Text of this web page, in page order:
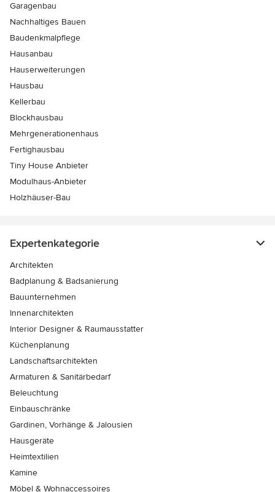
Garagenbau
Nachhaltiges Bauen
Baudenkmalpflege
Hausanbau
Hauserweiterungen
Hausbau
Kellerbau
Blockhausbau
Mehrgenerationenhaus
Fertighausbau
Tiny House Anbieter
Modulhaus-Anbieter
Holzhäuser-Bau
Expertenkategorie
Architekten
Badplanung & Badsanierung
Bauunternehmen
Innenarchitekten
Interior Designer & Raumausstatter
Küchenplanung
Landschaftsarchitekten
Armaturen & Sanitärbedarf
Beleuchtung
Einbauschränke
Gardinen, Vorhänge & Jalousien
Hausgeräte
Heimtextilien
Kamine
Möbel & Wohnaccessoires